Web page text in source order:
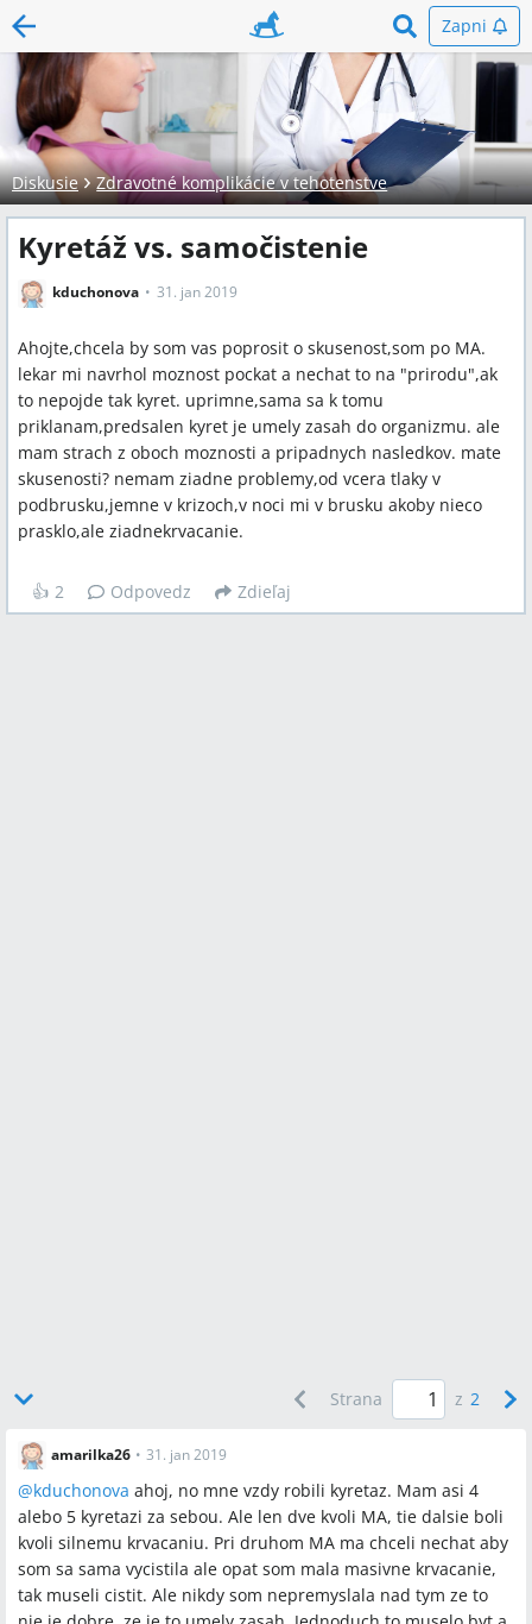
Zapni
Diskusie Zdravotné komplikácie v tehotenstve
Kyretáž vs. samočistenie
kduchonova 31. jan 2019
Ahojte,chcela by som vas poprosit o skusenost,som po MA.
lekar mi navrhol moznost pockat a nechat to na "prirodu",ak
to nepojde tak kyret. uprimne,sama sa k tomu
priklanam,predsalen kyret je umely zasah do organizmu. ale
mam strach z oboch moznosti a pripadnych nasledkov. mate
skusenosti? nemam ziadne problemy,od vcera tlaky v
podbrusku,jemne v krizoch,v noci mi v brusku akoby nieco
prasklo,ale ziadnekrvacanie.
👍 2 Odpovedz Zdieľaj
Strana z 2
amarilka26 • 31. jan 2019
@kduchonova ahoj, no mne vzdy robili kyretaz. Mam asi 4
alebo 5 kyretazi za sebou. Ale len dve kvoli MA, tie dalsie boli
kvoli silnemu krvacaniu. Pri druhom MA ma chceli nechat aby
som sa sama vycistila ale opat som mala masivne krvacanie,
tak museli cistit. Ale nikdy som nepremyslala nad tym ze to